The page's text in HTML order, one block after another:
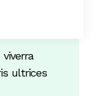
ultrices